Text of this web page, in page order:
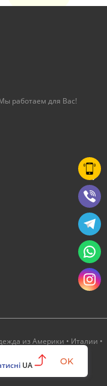
работаем для Вас!
из Америки • Италии •
UA OK